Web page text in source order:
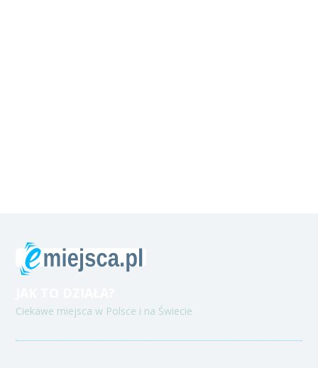
Ciekawe miejsca w Polsce i na Świecie